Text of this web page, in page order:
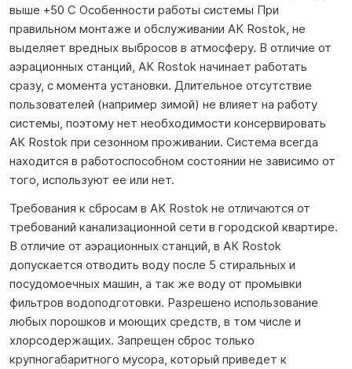
выше +50 С Особенности работы системы При
правильном монтаже и обслуживании АК Rostok, не
выделяет вредных выбросов в атмосферу. В отличие от
аэрационных станций, АК Rostok начинает работать
сразу, с момента установки. Длительное отсутствие
пользователей (например зимой) не влияет на работу
системы, поэтому нет необходимости консервировать
АК Rostok при сезонном проживании. Система всегда
находится в работоспособном состоянии не зависимо от
того, используют ее или нет.
Требования к сбросам в АК Rostok не отличаются от
требований канализационной сети в городской квартире.
В отличие от аэрационных станций, в АК Rostok
допускается отводить воду после 5 стиральных и
посудомоечных машин, а так же воду от промывки
фильтров водоподготовки. Разрешено использование
любых порошков и моющих средств, в том числе и
хлорсодержащих. Запрещен сброс только
крупногабаритного мусора, который приведет к